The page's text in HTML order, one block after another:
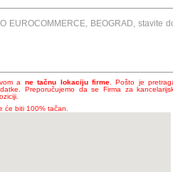
EUROCOMMERCE, BEOGRAD, stavite
a ne tačnu lokaciju firme . Pošto je
Preporučujemo da se Firma za
će biti 100% tačan.